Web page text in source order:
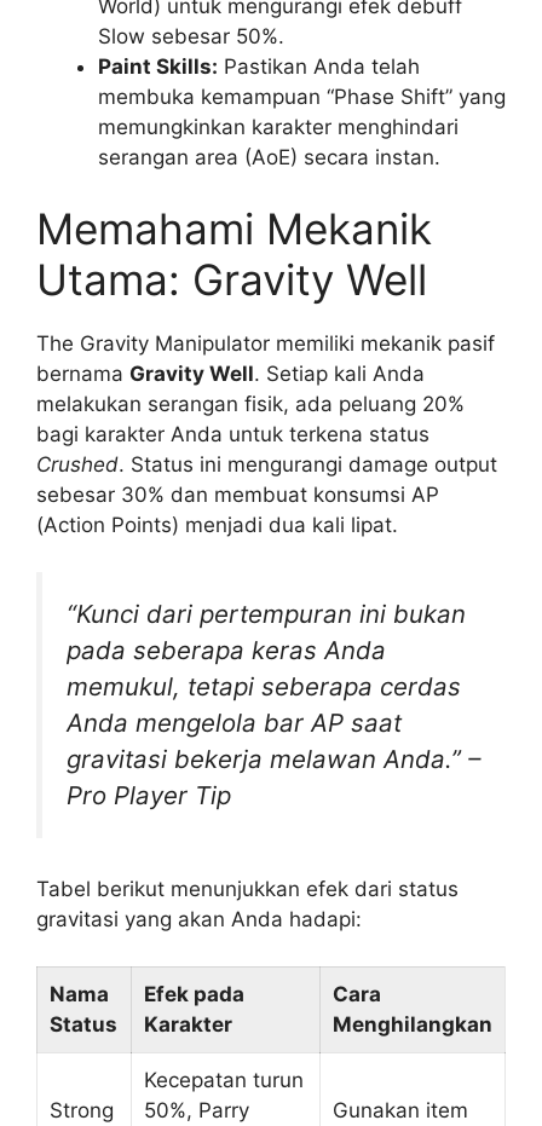
World) untuk mengurangi efek debuff
Slow sebesar 50%.
Paint Skills: Pastikan Anda telah
membuka kemampuan “Phase Shift” yang
memungkinkan karakter menghindari
serangan area (AoE) secara instan.
Memahami Mekanik
Utama: Gravity Well
The Gravity Manipulator memiliki mekanik pasif
bernama Gravity Well. Setiap kali Anda
melakukan serangan fisik, ada peluang 20%
bagi karakter Anda untuk terkena status
Crushed. Status ini mengurangi damage output
sebesar 30% dan membuat konsumsi AP
(Action Points) menjadi dua kali lipat.
“Kunci dari pertempuran ini bukan
pada seberapa keras Anda
memukul, tetapi seberapa cerdas
Anda mengelola bar AP saat
gravitasi bekerja melawan Anda.” –
Pro Player Tip
Tabel berikut menunjukkan efek dari status
gravitasi yang akan Anda hadapi:
Nama
Status
Efek pada
Karakter
Cara
Menghilangkan
Strong
Kecepatan turun
50%, Parry
Gunakan item